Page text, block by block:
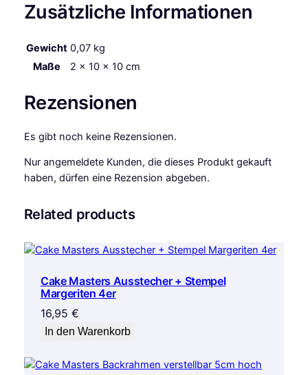
4
M
t
r
M
n
e
Zusätzliche Informationen
Gewicht 0,07 kg
Maße
2 × 10 × 10 cm
Rezensionen
Es gibt noch keine Rezensionen.
Nur angemeldete Kunden, die dieses Produkt gekauft
haben, dürfen eine Rezension abgeben.
Related products
Cake Masters Ausstecher + Stempel
Margeriten 4er
16,95 €
In den Warenkorb